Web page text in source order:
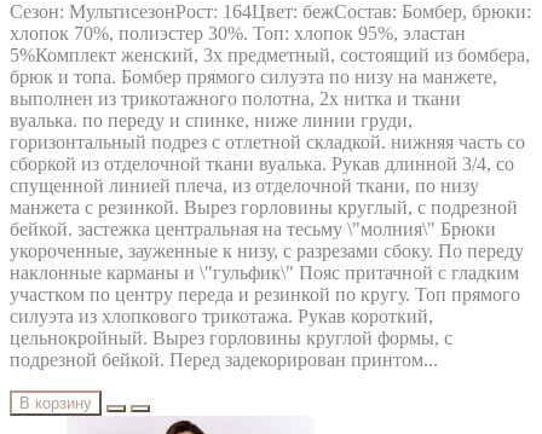
Сезон: МультисезонРост: 164Цвет: бежСостав: Бомбер, брюки:
хлопок 70%, полиэстер 30%. Топ: хлопок 95%, эластан
5%Комплект женский, 3х предметный, состоящий из бомбера,
брюк и топа. Бомбер прямого силуэта по низу на манжете,
выполнен из трикотажного полотна, 2х нитка и ткани
вуалька. по переду и спинке, ниже линии груди,
горизонтальный подрез с отлетной складкой. нижняя часть со
сборкой из отделочной ткани вуалька. Рукав длинной 3/4, со
спущенной линией плеча, из отделочной ткани, по низу
манжета с резинкой. Вырез горловины круглый, с подрезной
бейкой. застежка центральная на тесьму \"молния\" Брюки
укороченные, зауженные к низу, с разрезами сбоку. По переду
наклонные карманы и \"гульфик\" Пояс притачной с гладким
участком по центру переда и резинкой по кругу. Топ прямого
силуэта из хлопкового трикотажа. Рукав короткий,
цельнокройный. Вырез горловины круглой формы, с
подрезной бейкой. Перед задекорирован принтом...
В корзину